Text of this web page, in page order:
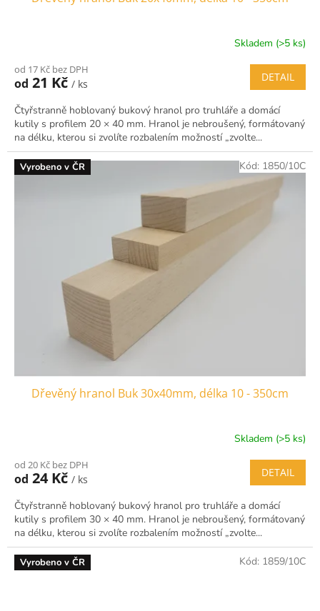
Skladem (>5 ks)
od 17 Kč bez DPH
od 21 Kč / ks
DETAIL
Čtyřstranně hoblovaný bukový hranol pro truhláře a domácí
kutily s profilem 20 × 40 mm. Hranol je nebroušený, formátovaný
na délku, kterou si zvolíte rozbalením možností „zvolte...
Vyrobeno v ČR
Dřevěný hranol Buk 30x40mm, délka 10 - 350cm
Skladem (>5 ks)
od 20 Kč bez DPH
od 24 Kč / ks
DETAIL
Čtyřstranně hoblovaný bukový hranol pro truhláře a domácí
kutily s profilem 30 × 40 mm. Hranol je nebroušený, formátovaný
na délku, kterou si zvolíte rozbalením možností „zvolte...
Kód: 1850/10C
Vyrobeno v ČR Kód: 1859/10C